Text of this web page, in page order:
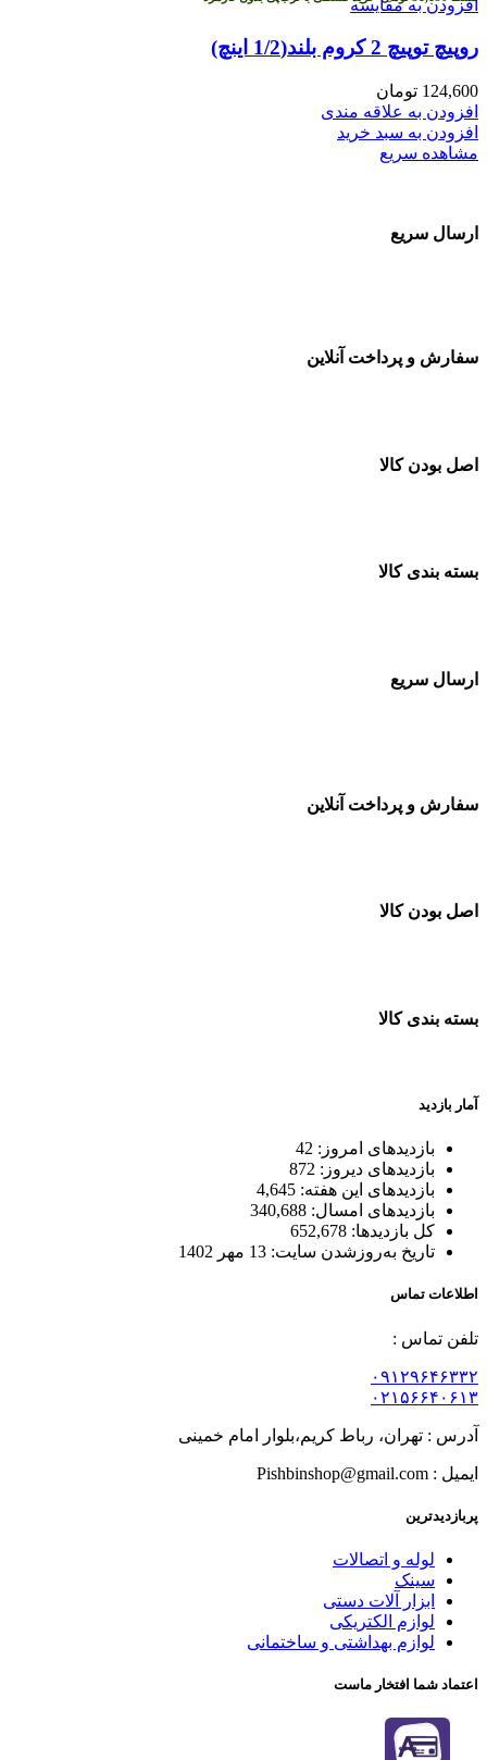
افزودن به مقایسه
روپیچ توپیچ 2 کروم بلند(1/2 اینچ)
124,600 تومان
افزودن به علاقه مندی
افزودن به سبد خرید
مشاهده سریع
ارسال سریع
سفارش و پرداخت آنلاین
اصل بودن کالا
بسته بندی کالا
ارسال سریع
سفارش و پرداخت آنلاین
اصل بودن کالا
بسته بندی کالا
آمار بازدید
بازدیدهای امروز: 42
بازدیدهای دیروز: 872
بازدیدهای این هفته: 4,645
بازدیدهای امسال: 340,688
کل بازدیدها: 652,678
تاریخ به‌روزشدن سایت: 13 مهر 1402
اطلاعات تماس
تلفن تماس :
۰۹۱۲۹۶۴۶۳۳۲
۰۲۱۵۶۶۴۰۶۱۳
آدرس : تهران، رباط کریم،بلوار امام خمینی
ایمیل : Pishbinshop@gmail.com
پربازدیدترین
لوله و اتصالات
سینک
ابزار آلات دستی
لوازم الکتریکی
لوازم بهداشتی و ساختمانی
اعتماد شما افتخار ماست